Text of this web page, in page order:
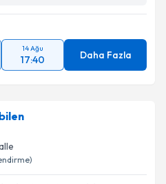
14 Ağu
17:40 Daha Fazla